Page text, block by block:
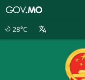
28°C